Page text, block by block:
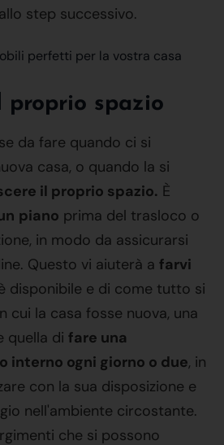
step successivo.
proprio spazio
da fare quando ci si
casa, o quando la si
il proprio spazio. È
piano prima del trasloco o
in modo da assicurarsi
Questo vi aiuterà a farvi
disponibile e di come tutto si
cui la casa fosse nuova, una
quella di fare una
interno ogni giorno o due, in
con la sua disposizione e
nell'ambiente circostante.
che si possono